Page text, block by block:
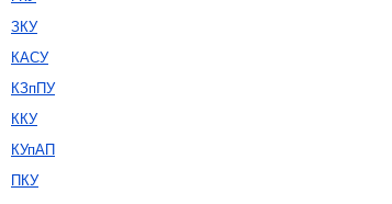
ЗКУ
КАСУ
КЗпПУ
ККУ
КУпАП
ПКУ